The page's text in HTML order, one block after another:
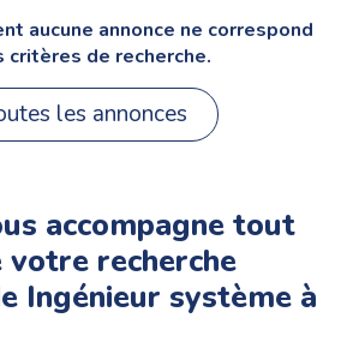
aucune annonce ne correspond
critères de recherche.
les annonces
accompagne tout
votre recherche
Ingénieur système à